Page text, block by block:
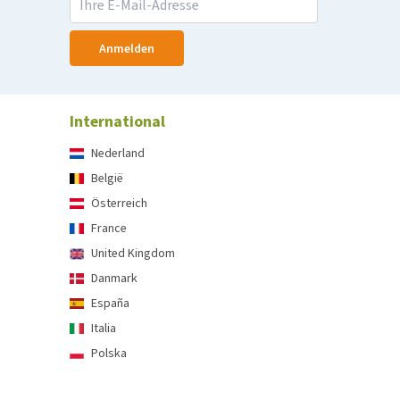
Anmelden
International
Nederland
België
Österreich
France
United Kingdom
Danmark
España
Italia
Polska